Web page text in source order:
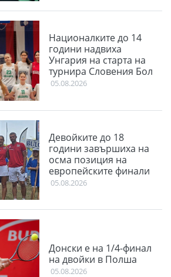
Националките до 14
години надвиха
Унгария на старта на
турнира Словения Бол
05.08.2026
Девойките до 18
години завършиха на
осма позиция на
европейските финали
05.08.2026
Донски е на 1/4-финал
на двойки в Полша
05.08.2026